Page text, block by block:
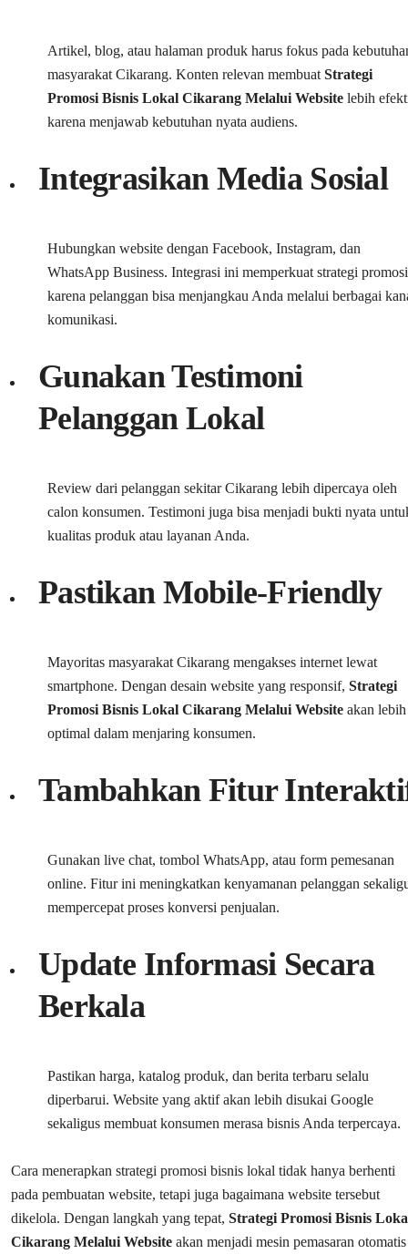
Artikel, blog, atau halaman produk harus fokus pada
masyarakat Cikarang. Konten relevan membuat Strategi
Promosi Bisnis Lokal Cikarang Melalui Website lebih
karena menjawab kebutuhan nyata audiens.
Integrasikan Media Sosial
Hubungkan website dengan Facebook, Instagram, dan
WhatsApp Business. Integrasi ini memperkuat strategi promosi
karena pelanggan bisa menjangkau Anda melalui berbagai
komunikasi.
Gunakan Testimoni
Pelanggan Lokal
Review dari pelanggan sekitar Cikarang lebih dipercaya oleh
calon konsumen. Testimoni juga bisa menjadi bukti nyata
kualitas produk atau layanan Anda.
Pastikan Mobile-Friendly
Mayoritas masyarakat Cikarang mengakses internet lewat
smartphone. Dengan desain website yang responsif, Strategi
Promosi Bisnis Lokal Cikarang Melalui Website akan lebih
optimal dalam menjaring konsumen.
Tambahkan Fitur
Gunakan live chat, tombol WhatsApp, atau form pemesanan
online. Fitur ini meningkatkan kenyamanan pelanggan
mempercepat proses konversi penjualan.
Update Informasi Secara
Berkala
Pastikan harga, katalog produk, dan berita terbaru selalu
diperbarui. Website yang aktif akan lebih disukai Google
sekaligus membuat konsumen merasa bisnis Anda terpercaya.
Cara menerapkan strategi promosi bisnis lokal tidak hanya berhenti
pada pembuatan website, tetapi juga bagaimana website tersebut
dikelola. Dengan langkah yang tepat, Strategi Promosi Bisnis
Cikarang Melalui Website akan menjadi mesin pemasaran otomatis